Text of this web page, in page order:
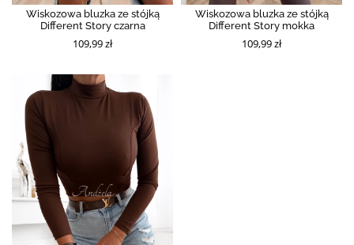
Wiskozowa bluzka ze stójką
Different Story czarna
109,99 zł
Wiskozowa bluzka ze stójką
Different Story mokka
109,99 zł